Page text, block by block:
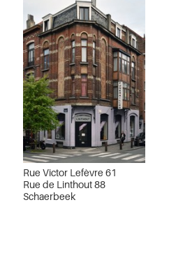
Rue Victor Lefèvre 61
Rue de Linthout 88
Schaerbeek